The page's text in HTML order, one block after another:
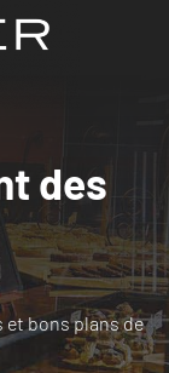
des
et bons plans de